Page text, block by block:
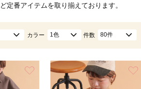
定番アイテムを取り揃えております。
カラー 1色 件数 80件
お気に入り